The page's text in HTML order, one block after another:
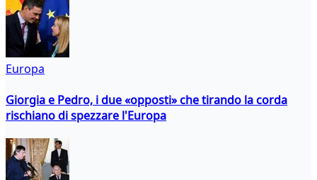
Europa
Giorgia e Pedro, i due «opposti» che tirando la corda
rischiano di spezzare l'Europa